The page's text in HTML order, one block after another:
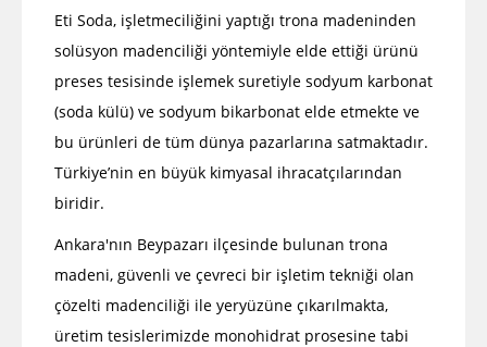
Eti Soda, işletmeciliğini yaptığı trona madeninden
solüsyon madenciliği yöntemiyle elde ettiği ürünü
preses tesisinde işlemek suretiyle sodyum karbonat
(soda külü) ve sodyum bikarbonat elde etmekte ve
bu ürünleri de tüm dünya pazarlarına satmaktadır.
Türkiye’nin en büyük kimyasal ihracatçılarından
biridir.
Ankara'nın Beypazarı ilçesinde bulunan trona
madeni, güvenli ve çevreci bir işletim tekniği olan
çözelti madenciliği ile yeryüzüne çıkarılmakta,
üretim tesislerimizde monohidrat prosesine tabi